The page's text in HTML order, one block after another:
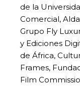
de la
Comercial,
Grupo Fly
y Ediciones
de África,
Frames,
Film